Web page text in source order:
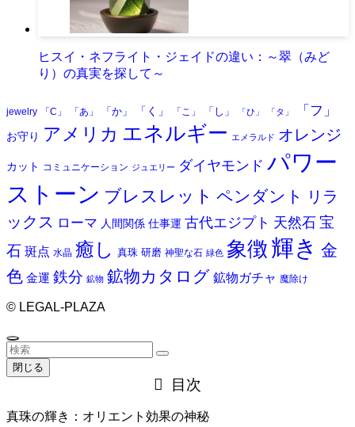
ヒスイ・ネフライト・ジェイドの違い：～翠（みど
り）の真実を探して～
jewelry 「C」 「あ」 「か」 「く」 「こ」 「し」 「ひ」 「タ」 「フ」
お守り アメリカ エネルギー エメラルド オレンジ
カット コミュニケーション ジュエリー ダイヤモンド パワー
ストーン ブレスレット ペンダント
リラ
ックス ローマ 人間関係 仕事運 古代エジプト 天然石 宝
石 斑点 水晶 癒し 真珠 研磨 神聖な石 緑色 象徴 輝き 金
色 金運 鉄分 鉱物 鉱物カタログ 鉱物ガチャ 魔除け
© LEGAL-PLAZA
閉じる
目次
真珠の輝き：オリエント効果の神秘